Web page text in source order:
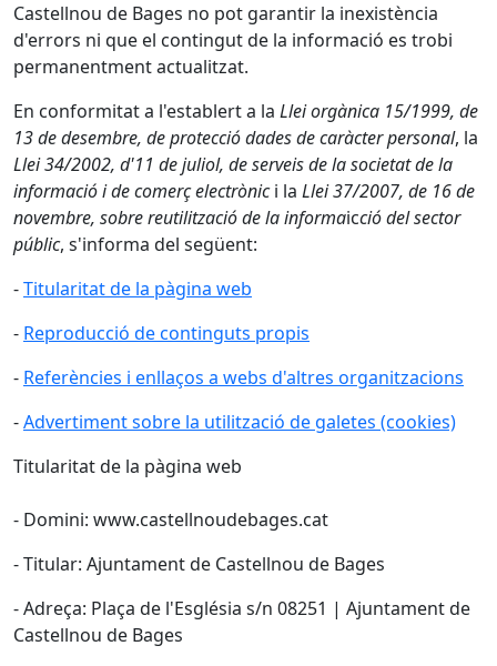
Castellnou de Bages no pot garantir la inexistència
d'errors ni que el contingut de la informació es trobi
permanentment actualitzat.
En conformitat a l'establert a la Llei orgànica 15/1999, de
13 de desembre, de protecció dades de caràcter personal, la
Llei 34/2002, d'11 de juliol, de serveis de la societat de la
informació i de comerç electrònici la Llei 37/2007, de 16 de
novembre, sobre reutilització de la informaicció del sector
públic, s'informa del següent:
-Titularitat de la pàgina web
- Reproducció de continguts propis
- Referències i enllaços a webs d'altres organitzacions
-Advertiment sobre la utilització de galetes (cookies)
Titularitat de la pàgina web
- Domini: www.castellnoudebages.cat
- Titular: Ajuntament de Castellnou de Bages
- Adreça: Plaça de l'Església s/n 08251 | Ajuntament de
Castellnou de Bages